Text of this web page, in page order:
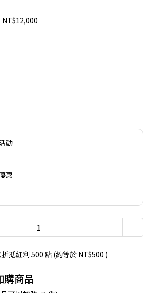
NT$12,000
動
惠
折抵紅利 500 點 (約等於 NT$500 )
購商品